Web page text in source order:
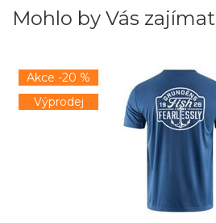
Mohlo by Vás zajímat
Akce -20 %
Výprodej